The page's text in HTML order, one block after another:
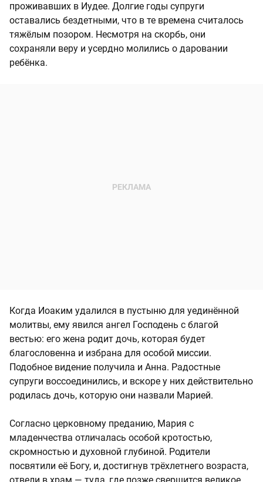
проживавших в Иудее. Долгие годы супруги
оставались бездетными, что в те времена считалось
тяжёлым позором. Несмотря на скорбь, они
сохраняли веру и усердно молились о даровании
ребёнка.
Когда Иоаким удалился в пустыню для уединённой
молитвы, ему явился ангел Господень с благой
вестью: его жена родит дочь, которая будет
благословенна и избрана для особой миссии.
Подобное видение получила и Анна. Радостные
супруги воссоединились, и вскоре у них действительно
родилась дочь, которую они назвали Марией.
Согласно церковному преданию, Мария с
младенчества отличалась особой кротостью,
скромностью и духовной глубиной. Родители
посвятили её Богу, и, достигнув трёхлетнего возраста,